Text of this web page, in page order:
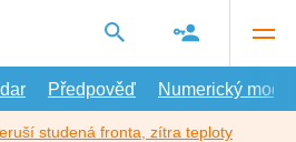
Předpověď Numerický model
studená fronta, zítra teploty